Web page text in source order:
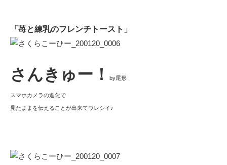
「苺と練乳のフレンチトースト」
さんきゅー！ by尾形
スマホカメラの進化で
見たままを伝えることが出来てウレシイ♪